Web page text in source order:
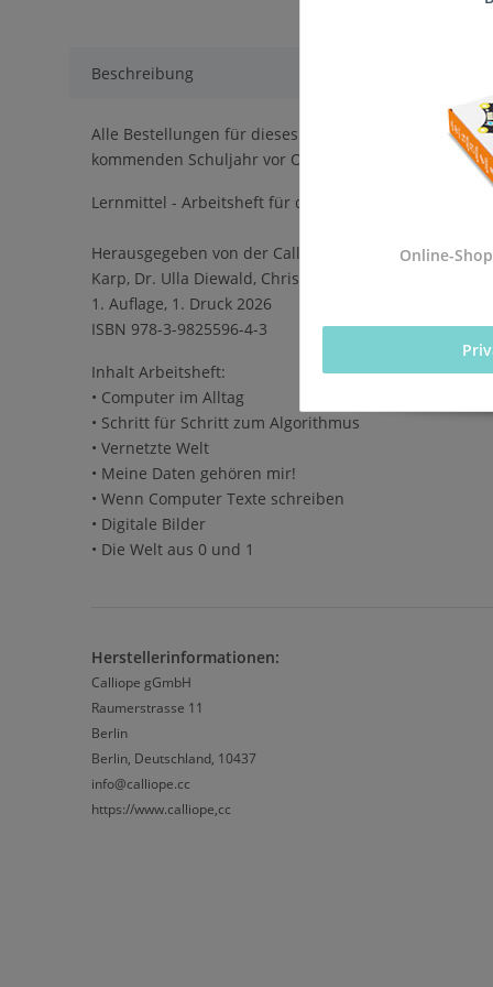
Beschreibung
Alle Bestellungen für dieses Produkt werden direkt
kommenden Schuljahr vor Ort sind.
Lernmittel - Arbeitsheft für die Einführung des
Herausgegeben von der Calliope gGmbH in
Karp, Dr. Ulla Diewald, Christian Heinz, Oliver
1. Auflage, 1. Druck 2026
ISBN 978-3-9825596-4-3
Inhalt Arbeitsheft:
• Computer im Alltag
• Schritt für Schritt zum Algorithmus
• Vernetzte Welt
• Meine Daten gehören mir!
• Wenn Computer Texte schreiben
• Digitale Bilder
• Die Welt aus 0 und 1
Herstellerinformationen:
Calliope gGmbH
Raumerstrasse 11
Berlin
Berlin, Deutschland, 10437
info@calliope.cc
https://www.calliope,cc
Online-